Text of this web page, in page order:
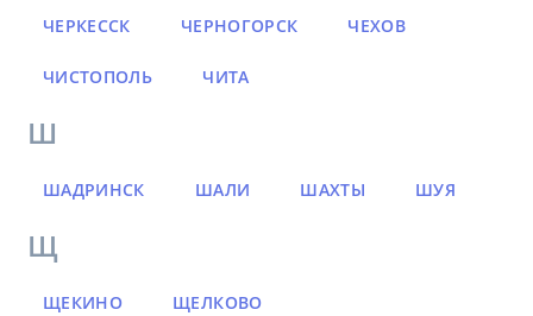
ЧЕРКЕССК ЧЕРНОГОРСК ЧЕХОВ
ЧИСТОПОЛЬ ЧИТА
Ш
ШАДРИНСК ШАЛИ ШАХТЫ ШУЯ
Щ
ЩЕКИНО ЩЕЛКОВО